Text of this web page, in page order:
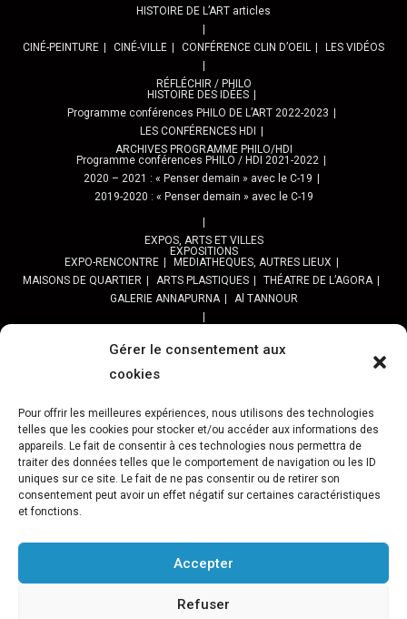
Gérer le consentement aux
cookies
Pour offrir les meilleures expériences, nous utilisons des technologies
telles que les cookies pour stocker et/ou accéder aux informations des
appareils. Le fait de consentir à ces technologies nous permettra de
traiter des données telles que le comportement de navigation ou les ID
uniques sur ce site. Le fait de ne pas consentir ou de retirer son
consentement peut avoir un effet négatif sur certaines caractéristiques
et fonctions.
Accepter
Refuser
HISTOIRE DE L’ART articles
CINÉ-PEINTURE CINÉ-VILLE CONFÉRENCE CLIN D’OEIL LES VIDÉOS
RÉFLÉCHIR / PHILO
HISTOIRE DES IDÉES
Programme conférences PHILO DE L’ART 2022-2023
LES CONFÉRENCES HDI
ARCHIVES PROGRAMME PHILO/HDI
Programme conférences PHILO / HDI 2021-2022
2020 – 2021 : « Penser demain » avec le C-19
2019-2020 : « Penser demain » avec le C-19
EXPOS, ARTS ET VILLES
EXPOSITIONS
EXPO-RENCONTRE
MEDIATHEQUES, AUTRES LIEUX
MAISONS DE QUARTIER
ARTS PLASTIQUES
THÉATRE DE L’AGORA
GALERIE ANNAPURNA
Al TANNOUR
PPROGRAMME DES BALADES URBAINES 2025
Programme SORTIES URBAN SKETCHER 2024-2025 :
Archives URBAN SKETCHERS ESSONNE
ATELIERS CULTURELS STREET ART JEU URBAIN « JeSuisMaVille »
L’ASSOCIATION
Gâteau d’Evry-C.
Retour sur 15 ans d’actions Préfigurations
FESTIVAL VILLES &TOILES-programme 2024